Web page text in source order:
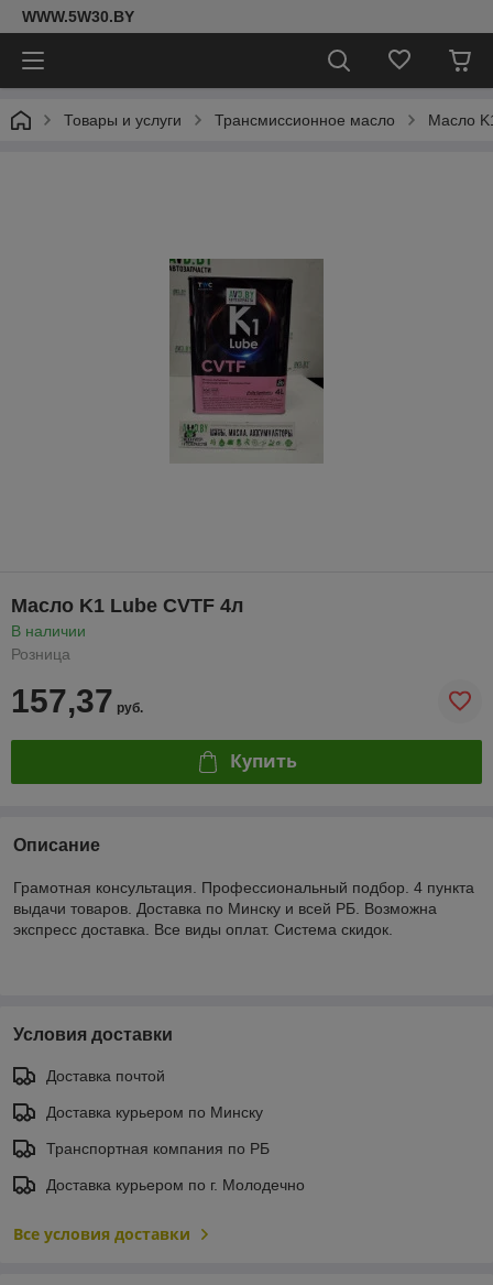
WWW.5W30.BY
Товары и услуги Трансмиссионное масло Масло
Масло K1 Lube CVTF 4л
В наличии
Розница
157,37 руб.
Купить
Описание
Грамотная консультация. Профессиональный подбор. 4 пункта
выдачи товаров. Доставка по Минску и всей РБ. Возможна
экспресс доставка. Все виды оплат. Система скидок.
Условия доставки
Доставка почтой
Доставка курьером по Минску
Транспортная компания по РБ
Доставка курьером по г. Молодечно
Все условия доставки